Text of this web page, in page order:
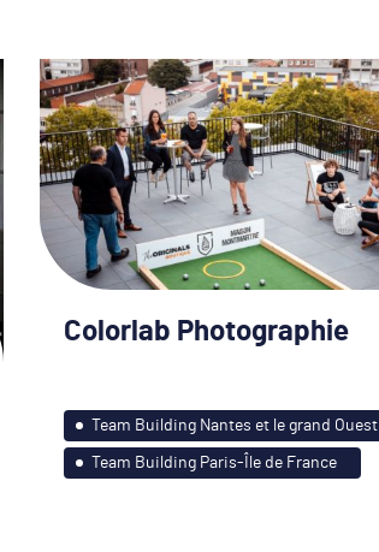
Colorlab Photographie
Team Building Nantes et le grand Ouest
Team Building Paris-Île de France